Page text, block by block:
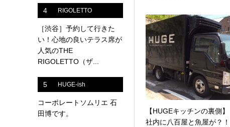
【HUGEキッチンの裏側】
社内に八百屋と魚屋が？！
4 RIGOLETTO
［渋谷］予約して行きた
い！心地の良いテラス席が
人気のTHE
RIGOLETTO（ザ...
5 HUGE-ish
コーポレートソムリエ 石
田博です。